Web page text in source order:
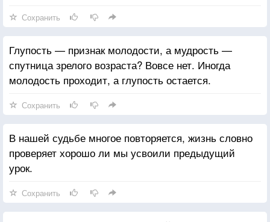
Сохранить
Глупость — признак молодости, а мудрость —
спутница зрелого возраста? Вовсе нет. Иногда
молодость проходит, а глупость остается.
Сохранить
В нашей судьбе многое повторяется, жизнь словно
проверяет хорошо ли мы усвоили предыдущий
урок.
Сохранить